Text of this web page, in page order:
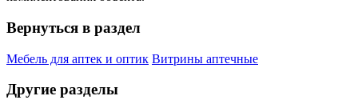
Вернуться в раздел
Мебель для аптек и оптик Витрины аптечные
Другие разделы